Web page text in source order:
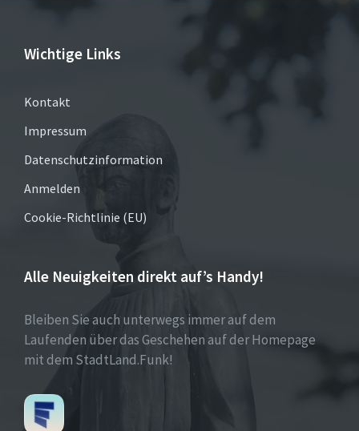
Wichtige Links
Kontakt
Impressum
Datenschutzinformation
Anmelden
Cookie-Richtlinie (EU)
Alle Neuigkeiten direkt auf’s Handy!
Bleiben Sie auch unterwegs immer auf dem
Laufenden über das Geschehen auf der Homepage
mit dem StadtLand.Funk!